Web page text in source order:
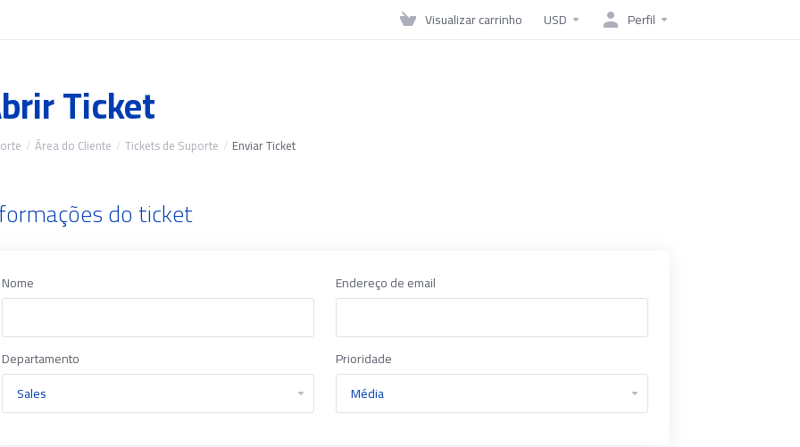
Visualizar carrinho USD Perfil
Ticket
Área do Cliente Tickets de Suporte Enviar Ticket
do ticket
Nome Endereço de email
Departamento Prioridade